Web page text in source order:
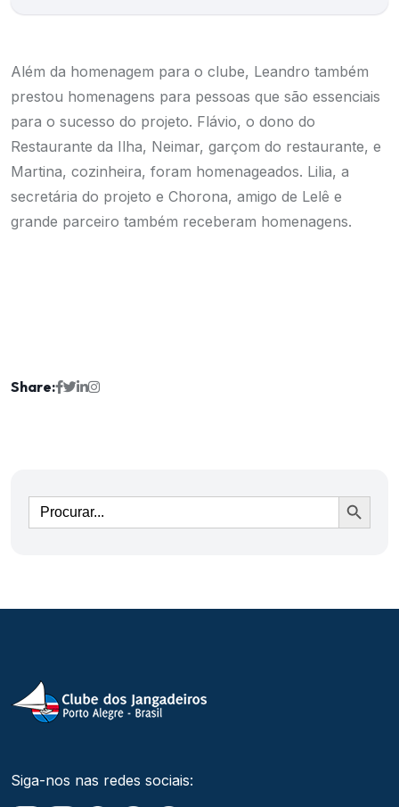
Além da homenagem para o clube, Leandro também
prestou homenagens para pessoas que são essenciais
para o sucesso do projeto. Flávio, o dono do
Restaurante da Ilha, Neimar, garçom do restaurante, e
Martina, cozinheira, foram homenageados. Lilia, a
secretária do projeto e Chorona, amigo de Lelê e
grande parceiro também receberam homenagens.
Share:
Ir
Siga-nos nas redes sociais: